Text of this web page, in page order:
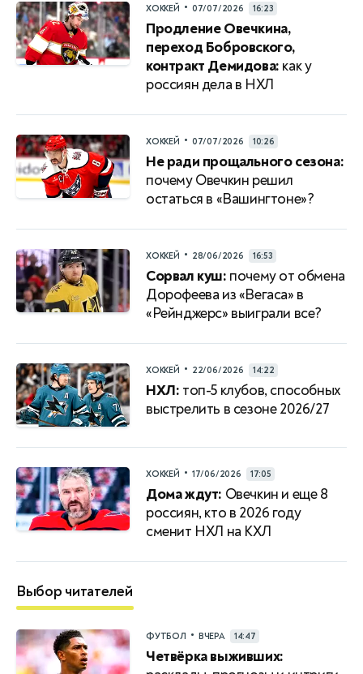
ХОККЕЙ • 07/07/2026 16:23
Продление Овечкина,
переход Бобровского,
контракт Демидова: как у
россиян дела в НХЛ
ХОККЕЙ • 07/07/2026 10:26
Не ради прощального сезона:
почему Овечкин решил
остаться в «Вашингтоне»?
ХОККЕЙ • 28/06/2026 16:53
Сорвал куш: почему от обмена
Дорофеева из «Вегаса» в
«Рейнджерс» выиграли все?
ХОККЕЙ • 22/06/2026 14:22
НХЛ: топ-5 клубов, способных
выстрелить в сезоне 2026/27
ХОККЕЙ • 17/06/2026 17:05
Дома ждут: Овечкин и еще 8
россиян, кто в 2026 году
сменит НХЛ на КХЛ
Выбор читателей
ФУТБОЛ • ВЧЕРА 14:47
Четвёрка выживших: